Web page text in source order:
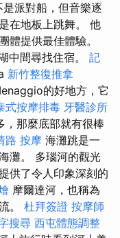
派對船，但音樂逐
在地板上跳舞。 他
體提供最佳體驗。
中間尋找住宿。 記
新竹整復推拿
的好地方，它
式按摩排毒 牙醫診所
，那麼底部就有很棒
路 按摩 海灘跳是一
灘。 多瑙河的觀光
供了令人印象深刻的
摩爾達河，也稱為
。 杜拜簽證 按摩師
搜尋 西屯體態調整